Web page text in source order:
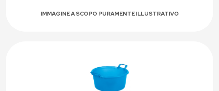
IMMAGINE A SCOPO PURAMENTE ILLUSTRATIVO